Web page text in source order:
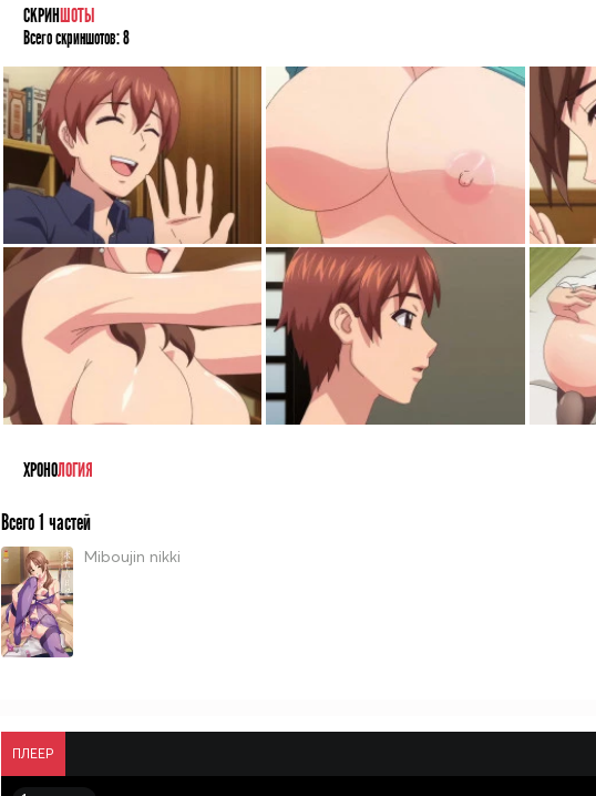
СКРИНШОТЫ
Всего скриншотов:8
ХРОНОЛОГИЯ
Всего 1 частей
Miboujin nikki
ПЛЕЕР